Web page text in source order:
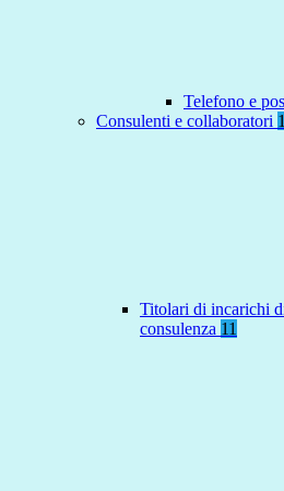
Telefono e
Consulenti e collaboratori
Titolari di incarichi
consulenza 11